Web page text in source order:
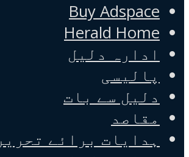
Buy Adspace
Herald Home
ادارہ دلیل
پالیسی
دلیل سے بات
مقاصد
ہدایات برائے تحریر